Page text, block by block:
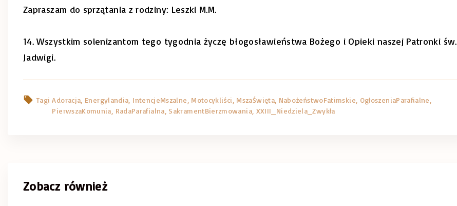
Zapraszam do sprzątania z rodziny: Leszki M.M.
14. Wszystkim solenizantom tego tygodnia życzę błogosławieństwa Bożego i Opieki naszej Patronki św.
Jadwigi.
Tagi Adoracja Energylandia IntencjeMszalne Motocykliści MszaŚwięta NabożeństwoFatimskie OgłoszeniaParafialne
PierwszaKomunia RadaParafialna SakramentBierzmowania XXIII_Niedziela_Zwykła
Zobacz również